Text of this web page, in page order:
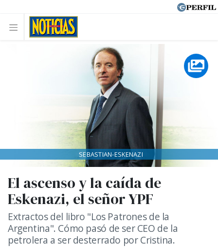
El ascenso y la caída de
Eskenazi, el señor YPF
Extractos del libro "Los Patrones de la
Argentina". Cómo pasó de ser CEO de la
petrolera a ser desterrado por Cristina.
SEBASTIAN-ESKENAZI